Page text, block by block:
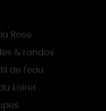
Rose
& randos
de l'eau
Loiret